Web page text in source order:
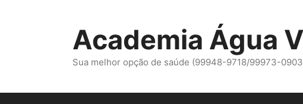
Academia Água
Sua melhor opção de saúde (99948-9718/99973-